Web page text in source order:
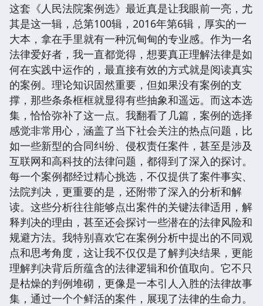
这套《人民法院案例选》最近真是让我眼前一亮，尤
其是这一辑，总第100辑，2016年第6辑，厚实的一
大本，拿在手里就有一种沉甸甸的专业感。作为一名
法律爱好者，我一直都觉得，想要真正理解法律是如
何在实践中运作的，最直接有效的方式就是阅读真实
的案例。理论知识固然重要，但如果没有案例的支
撑，那些条条框框就显得有些抽象和遥远。而这本选
集，恰恰弥补了这一点。我翻看了几篇，案例的选择
感觉非常用心，涵盖了当下社会关注的热点问题，比
如一些新型的合同纠纷、侵权责任案件，甚至是涉及
互联网和高科技的法律问题，都得到了深入的探讨。
每一个案例都经过精心挑选，不仅提供了案件事实、
法院判决，更重要的是，还附带了深入的分析和解
读。这些分析往往能够点出案件的关键法律适用，解
释判决的理由，甚至还会探讨一些潜在的法律风险和
规避方法。我特别喜欢它在案例分析中提出的不同观
点和思考角度，这让我不仅仅是了解判决结果，更能
理解判决背后所蕴含的法律逻辑和价值取向。它不只
是枯燥的判例堆砌，更像是一本引人入胜的法律故事
集，通过一个个鲜活的案件，展现了法律的生命力。